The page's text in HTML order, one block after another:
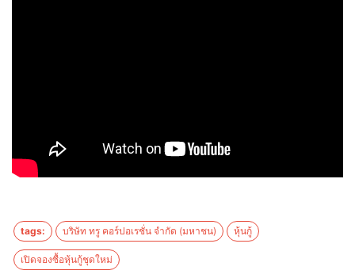
tags: บริษัท ทรู คอร์ปอเรชั่น จำกัด (มหาชน) หุ้นกู้
เปิดจองซื้อหุ้นกู้ชุดใหม่